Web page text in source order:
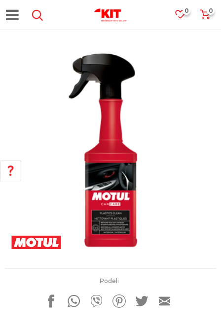
0
0
Podeli
POMOĆ PRI KUPOVINI
Za više informacija, pomoć i
011 4427900
Pišite nam
office@kitcommerce.rs